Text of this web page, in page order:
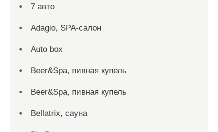
7 авто
Adagio, SPA-салон
Auto box
Beer&Spa, пивная купель
Beer&Spa, пивная купель
Bellatrix, сауна